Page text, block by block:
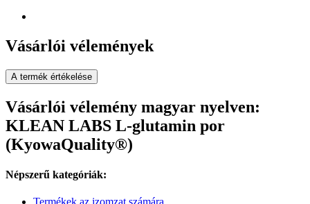
Vásárlói vélemények
A termék értékelése
Vásárlói vélemény magyar nyelven:
KLEAN LABS L-glutamin por
(KyowaQuality®)
Népszerű kategóriák: